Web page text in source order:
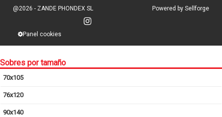
@2026 - ZANDE PHONDEX SL
Panel cookies
Powered by Sellforge
Sobres por tamaño
70x105
76x120
90x140